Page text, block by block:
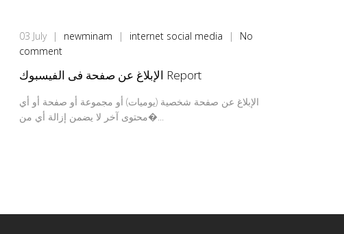
03 July | newminam | internet social media |
No
comment
الإبلاغ عن صفحة فى الفيسبوك Report
الإبلاغ عن صفحة شخصية (يوميات) أو مجموعة أو صفحة أو أي
محتوى آخر لا يضمن إزالة أي من�...